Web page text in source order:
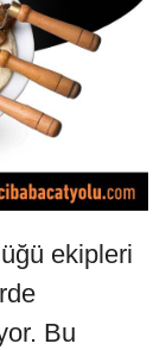
ekipleri
Bu